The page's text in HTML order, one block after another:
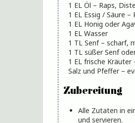
1 EL Öl – Raps,
1 EL Essig / Säure –
1 EL Honig oder
1 EL Wasser
1 TL Senf – scharf,
1 TL süßer Senf
1 EL frische Kräuter
Salz und Pfeffer –
Zubereitung
Alle Zutaten in einer Schale, oder in einem Glas mit Deckel vermischen und über den Salat geben. Gut vermischen
und servieren.